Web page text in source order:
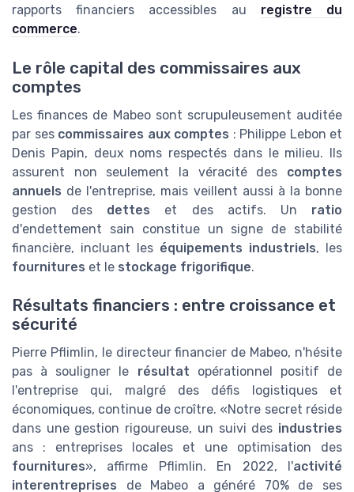
rapports financiers accessibles au registre du
commerce.
Le rôle capital des commissaires aux
comptes
Les finances de Mabeo sont scrupuleusement auditée
par ses commissaires aux comptes : Philippe Lebon et
Denis Papin, deux noms respectés dans le milieu. Ils
assurent non seulement la véracité des comptes
annuels de l'entreprise, mais veillent aussi à la bonne
gestion des dettes et des actifs. Un ratio
d'endettement sain constitue un signe de stabilité
financière, incluant les équipements industriels, les
fournitures et le stockage frigorifique.
Résultats financiers : entre croissance et
sécurité
Pierre Pflimlin, le directeur financier de Mabeo, n'hésite
pas à souligner le résultat opérationnel positif de
l'entreprise qui, malgré des défis logistiques et
économiques, continue de croître. «Notre secret réside
dans une gestion rigoureuse, un suivi des industries
ans : entreprises locales et une optimisation des
fournitures», affirme Pflimlin. En 2022, l'activité
interentreprises de Mabeo a généré 70% de ses